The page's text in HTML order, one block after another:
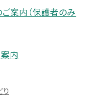
案内（保護者のみ
内
り